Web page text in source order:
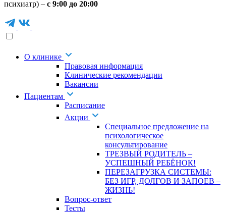
психиатр) – с 9:00 до 20:00
О клинике
Правовая информация
Клинические рекомендации
Вакансии
Пациентам
Расписание
Акции
Специальное предложение на
психологическое
консультирование
ТРЕЗВЫЙ РОДИТЕЛЬ –
УСПЕШНЫЙ РЕБЁНОК!
ПЕРЕЗАГРУЗКА СИСТЕМЫ:
БЕЗ ИГР, ДОЛГОВ И ЗАПОЕВ –
ЖИЗНЬ!
Вопрос-ответ
Тесты